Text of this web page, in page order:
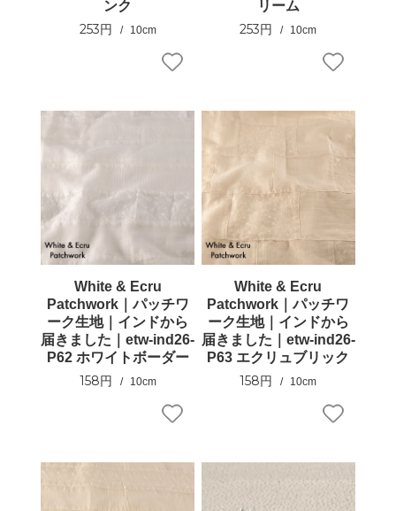
ンク
253円 10cm
リーム
253円 10cm
White & Ecru
Patchwork｜パッチワ
ーク生地｜インドから
届きました｜etw-ind26-
P62 ホワイトボーダー
158円 10cm
White & Ecru
Patchwork｜パッチワ
ーク生地｜インドから
届きました｜etw-ind26-
P63 エクリュブリック
158円 10cm